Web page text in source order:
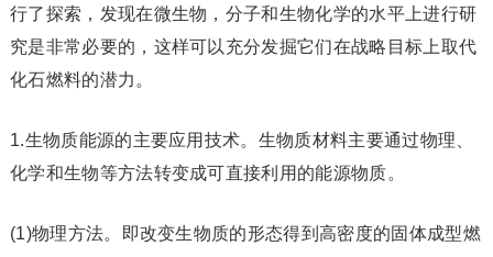
行了探索，发现在微生物，分子和生物化学的水平上进行研
究是非常必要的，这样可以充分发掘它们在战略目标上取代
化石燃料的潜力。
1.生物质能源的主要应用技术。生物质材料主要通过物理、
化学和生物等方法转变成可直接利用的能源物质。
(1)物理方法。即改变生物质的形态得到高密度的固体成型燃